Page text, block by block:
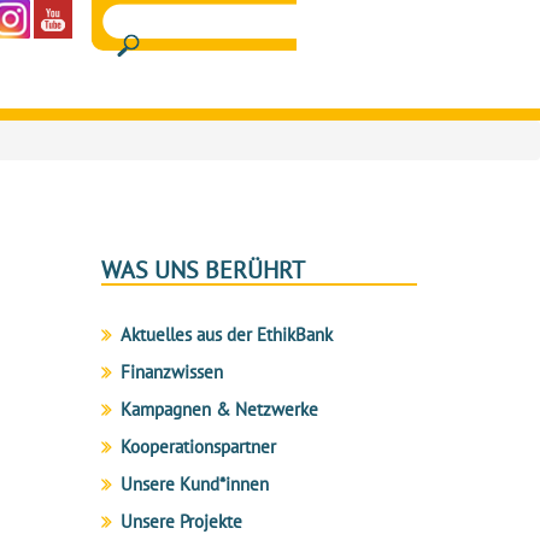
WAS UNS BERÜHRT
Aktuelles aus der EthikBank
Finanzwissen
Kampagnen & Netzwerke
Kooperationspartner
Unsere Kund*innen
Unsere Projekte